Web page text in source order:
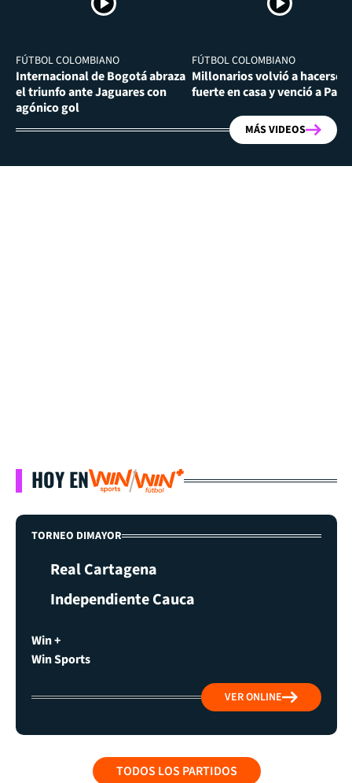
FÚTBOL COLOMBIANO
Internacional de Bogotá abraza
el triunfo ante Jaguares con
agónico gol
FÚTBOL COLOMBIANO
Millonarios volvió a hacerse
fuerte en casa y venció a
MÁS VIDEOS
HOY EN
TORNEO DIMAYOR
Real Cartagena
Independiente Cauca
Win +
Win Sports
VER ONLINE
TODOS LOS PARTIDOS